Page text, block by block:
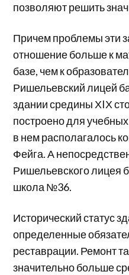
позволяют решить
Причем проблемы эти
отношение больше к
базе, чем к
Ришельевский лицей
здании средины ХIХ
построено для
в нем располагалось
Фейга. А
Ришельевского лицея
школа №36.
Исторический статус
определенные
реставрации. Ремонт
значительно больше